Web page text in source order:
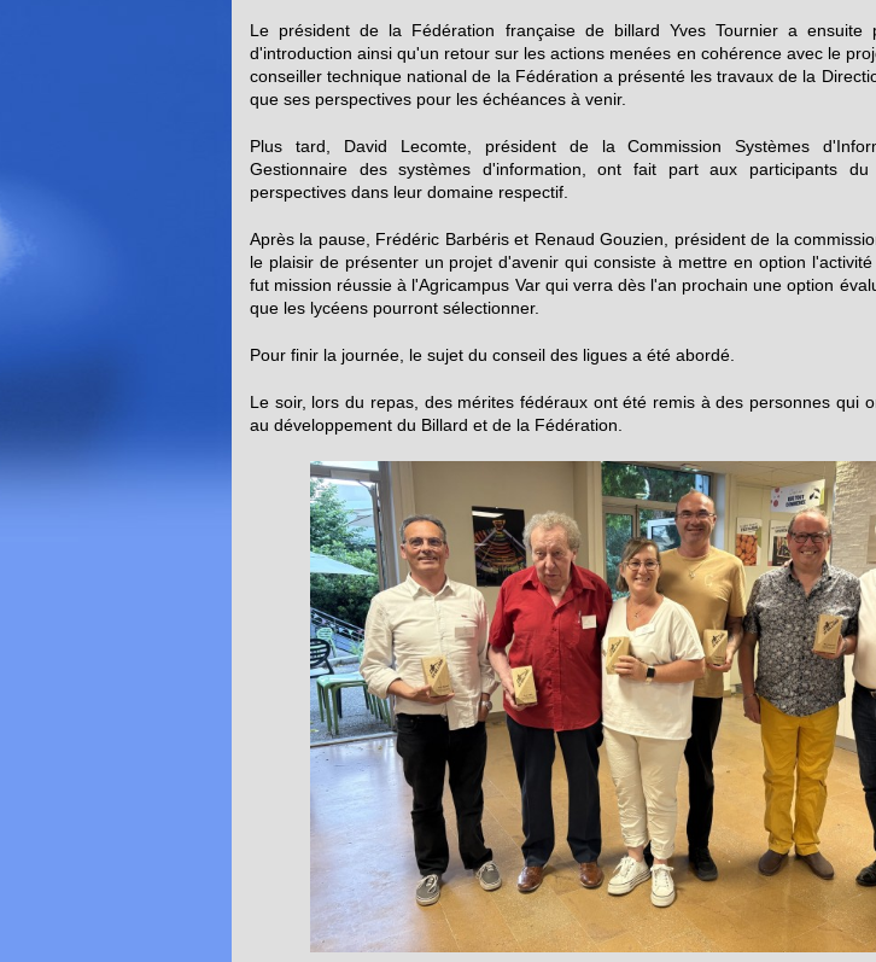
Le président de la Fédération française de billard Yves Tournier a
d'introduction ainsi qu'un retour sur les actions menées en cohérence avec le
conseiller technique national de la Fédération a présenté les travaux de la
que ses perspectives pour les échéances à venir.
Plus tard, David Lecomte, président de la Commission Systèmes
Gestionnaire des systèmes d'information, ont fait part aux participants
perspectives dans leur domaine respectif.
Après la pause, Frédéric Barbéris et Renaud Gouzien, président de la
le plaisir de présenter un projet d'avenir qui consiste à mettre en option
fut mission réussie à l'Agricampus Var qui verra dès l'an prochain une option
que les lycéens pourront sélectionner.
Pour finir la journée, le sujet du conseil des ligues a été abordé.
Le soir, lors du repas, des mérites fédéraux ont été remis à des personnes qui
au développement du Billard et de la Fédération.